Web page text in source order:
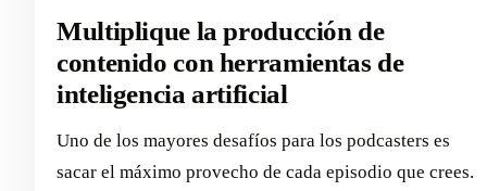
Multiplique la producción de
contenido con herramientas de
inteligencia artificial
Uno de los mayores desafíos para los podcasters es
sacar el máximo provecho de cada episodio que crees.